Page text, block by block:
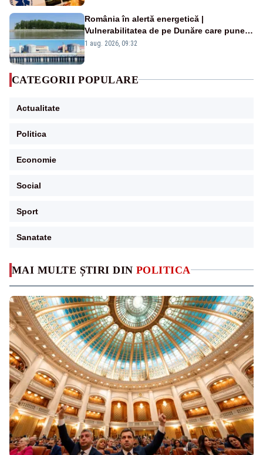
MAI MULTE ȘTIRI DIN POLITICA
România în alertă energetică |
Vulnerabilitatea de pe Dunăre care pune
în pericol Centrala Cernavodă era
1 aug. 2026, 09:32
CATEGORII POPULARE
Actualitate
Politica
Economie
Social
Sport
Sanatate